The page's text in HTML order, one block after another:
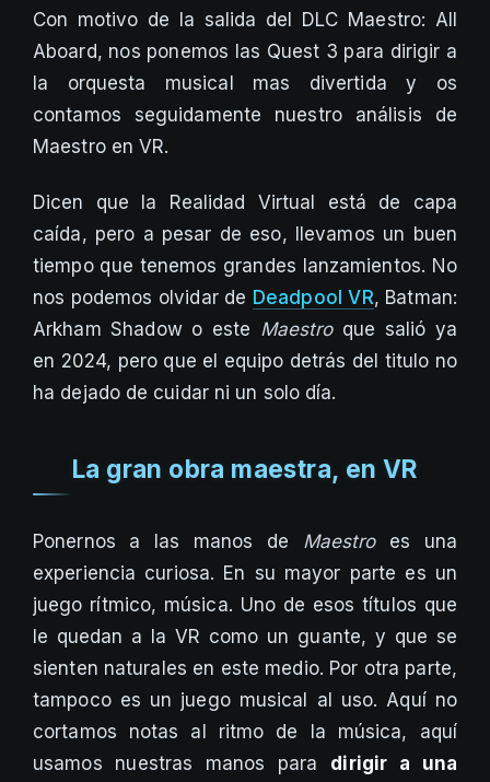
Con motivo de la salida del DLC Maestro: All
Aboard, nos ponemos las Quest 3 para dirigir a
la orquesta musical mas divertida y os
contamos seguidamente nuestro análisis de
Maestro en VR.
Dicen que la Realidad Virtual está de capa
caída, pero a pesar de eso, llevamos un buen
tiempo que tenemos grandes lanzamientos. No
nos podemos olvidar de Deadpool VR, Batman:
Arkham Shadow o este Maestroque salió ya
en 2024, pero que el equipo detrás del titulo no
ha dejado de cuidar ni un solo día.
La gran obra maestra, en VR
Ponernos a las manos de Maestro es una
experiencia curiosa. En su mayor parte es un
juego rítmico, música. Uno de esos títulos que
le quedan a la VR como un guante, y que se
sienten naturales en este medio. Por otra parte,
tampoco es un juego musical al uso. Aquí no
cortamos notas al ritmo de la música, aquí
usamos nuestras manos para dirigir a una